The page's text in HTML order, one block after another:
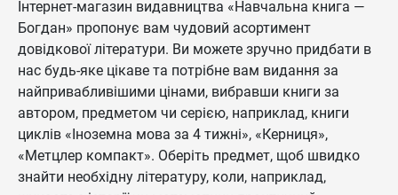
Інтернет-магазин видавництва «Навчальна книга —
Богдан» пропонує вам чудовий асортимент
довідкової літератури. Ви можете зручно придбати в
нас будь-яке цікаве та потрібне вам видання за
найпривабливішими цінами, вибравши книги за
автором, предметом чи серією, наприклад, книги
циклів «Іноземна мова за 4 тижні», «Керниця»,
«Метцлер компакт». Оберіть предмет, щоб швидко
знайти необхідну літературу, коли, наприклад,